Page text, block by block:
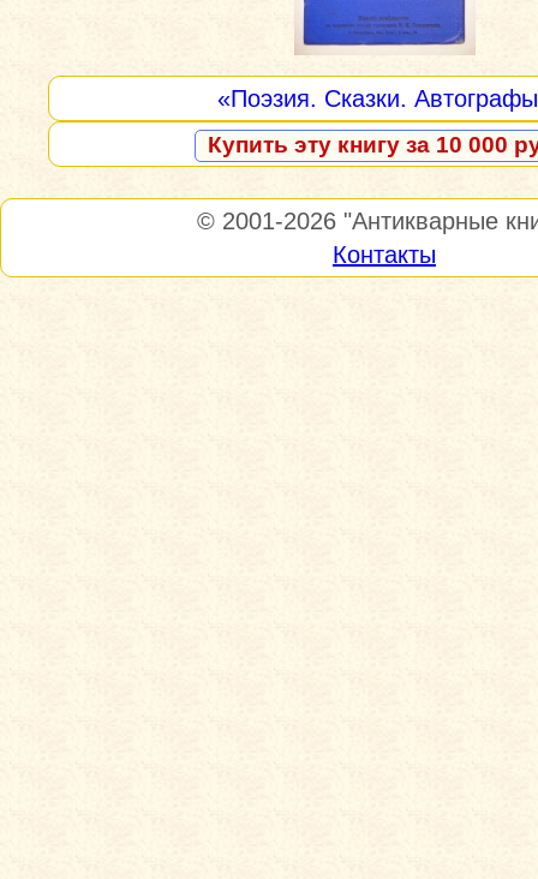
«Поэзия. Сказки.
Купить эту книгу за 10 000
© 2001-2026 "Антикварные
Контакты